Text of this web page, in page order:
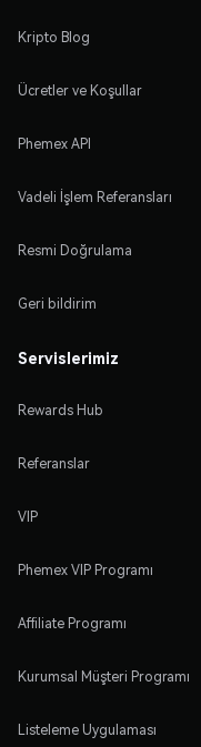
Kripto Blog
Ücretler ve Koşullar
Phemex API
Vadeli İşlem Referansları
Resmi Doğrulama
Geri bildirim
Servislerimiz
Rewards Hub
Referanslar
VIP
Phemex VIP Programı
Affiliate Programı
Kurumsal Müşteri Programı
Listeleme Uygulaması